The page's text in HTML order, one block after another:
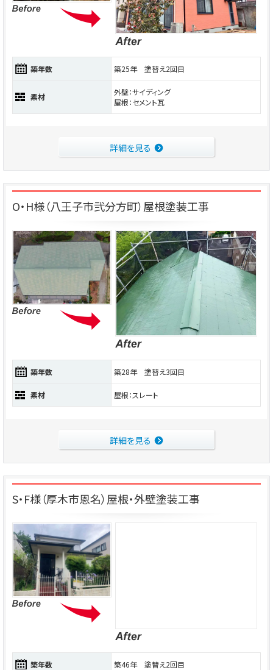
築年数 築25年 塗替え2回目
素材
外壁：サイディング
屋根：セメント瓦
詳細を見る
O・H様（八王子市弐分方町）屋根塗装工事
築年数 築28年 塗替え3回目
素材 屋根：スレート
詳細を見る
S・F様（厚木市恩名）屋根・外壁塗装工事
築年数 築46年 塗替え2回目